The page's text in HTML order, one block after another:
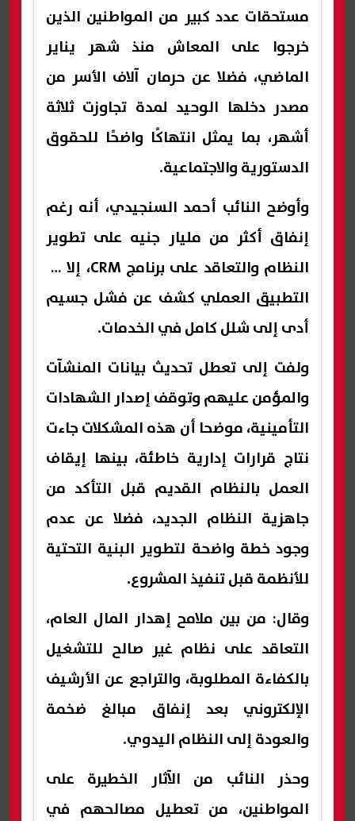
مستحقات عدد كبير من المواطنين الذين
خرجوا على المعاش منذ شهر يناير
الماضي، فضلا عن حرمان آلاف الأسر من
مصدر دخلها الوحيد لمدة تجاوزت ثلاثة
أشهر، بما يمثل انتهاكًا واضحًا للحقوق
الدستورية والاجتماعية.
وأوضح النائب أحمد السنجيدي، أنه رغم
إنفاق أكثر من مليار جنيه على تطوير
النظام والتعاقد على برنامج CRM، إلا أن
التطبيق العملي كشف عن فشل جسيم
أدى إلى شلل كامل في الخدمات.
ولفت إلى تعطل تحديث بيانات المنشآت
والمؤمن عليهم وتوقف إصدار الشهادات
التأمينية، موضحا أن هذه المشكلات جاءت
نتاج قرارات إدارية خاطئة، بينها إيقاف
العمل بالنظام القديم قبل التأكد من
جاهزية النظام الجديد، فضلا عن عدم
وجود خطة واضحة لتطوير البنية التحتية
للأنظمة قبل تنفيذ المشروع.
وقال: من بين ملامح إهدار المال العام،
التعاقد على نظام غير صالح للتشغيل
بالكفاءة المطلوبة، والتراجع عن الأرشيف
الإلكتروني بعد إنفاق مبالغ ضخمة
والعودة إلى النظام اليدوي.
وحذر النائب من الآثار الخطيرة على
المواطنين، من تعطيل مصالحهم في